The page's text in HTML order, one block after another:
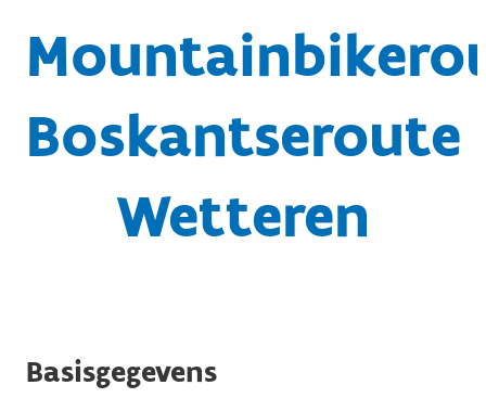
Boskantseroute
Wetteren
Basisgegevens